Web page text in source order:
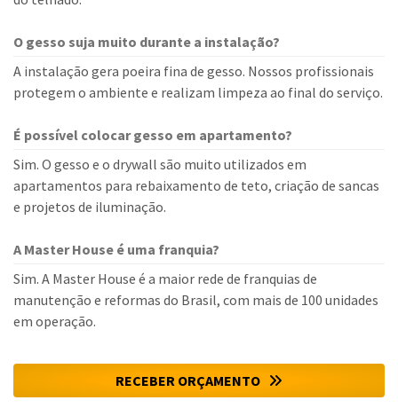
O gesso suja muito durante a instalação?
A instalação gera poeira fina de gesso. Nossos profissionais
protegem o ambiente e realizam limpeza ao final do serviço.
É possível colocar gesso em apartamento?
Sim. O gesso e o drywall são muito utilizados em
apartamentos para rebaixamento de teto, criação de sancas
e projetos de iluminação.
A Master House é uma franquia?
Sim. A Master House é a maior rede de franquias de
manutenção e reformas do Brasil, com mais de 100 unidades
em operação.
RECEBER ORÇAMENTO